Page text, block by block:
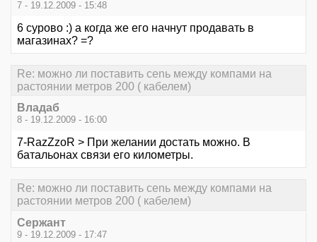
7 - 19.12.2009 - 15:48
6 сурово :) а когда же его начнут продавать в
магазинах? =?
Re: можно ли поставить сеnь между компами на
растоянии метров 200 ( кабелем)
Владаб
8 - 19.12.2009 - 16:00
7-RazZzoR > При желании достать можно. В
батальонах связи его километры.
Re: можно ли поставить сеnь между компами на
растоянии метров 200 ( кабелем)
Сержант
9 - 19.12.2009 - 17:47